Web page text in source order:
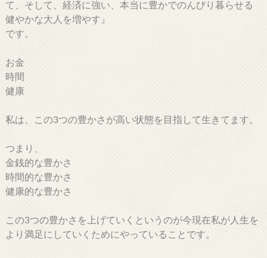
て、そして、経済に強い、本当に豊かでのんびり暮らせる
健やかな大人を増やす』
です。
お金
時間
健康
私は、この3つの豊かさが高い状態を目指して生きてます。
つまり、
金銭的な豊かさ
時間的な豊かさ
健康的な豊かさ
この3つの豊かさを上げていくというのが今現在私が人生を
より満足にしていくためにやっていることです。